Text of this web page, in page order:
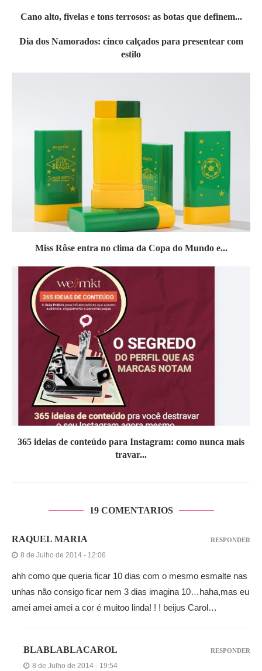
Cano alto, fivelas e tons terrosos: as botas que definem...
Dia dos Namorados: cinco calçados para presentear com
estilo
Miss Rôse entra no clima da Copa do Mundo e...
365 ideias de conteúdo para Instagram: como nunca mais
travar...
19 COMENTARIOS
RAQUEL MARIA
8 de Julho de 2014 - 12:06
ahh como que queria ficar 10 dias com o mesmo esmalte nas
unhas não consigo ficar nem 3 dias imagina 10…haha,mas eu
amei amei amei a cor é muitoo linda! ! ! beijus Carol…
RESPONDER
BLABLABLACAROL
8 de Julho de 2014 - 19:54
RESPONDER